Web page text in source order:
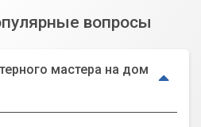
вопросы
мастера на дом